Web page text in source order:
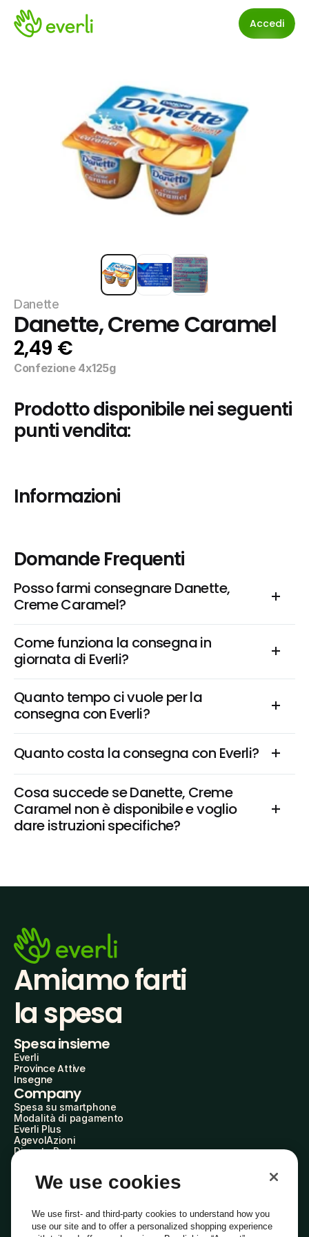
Accedi
Danette
Danette, Creme Caramel
2,49 €
Confezione 4x125g
Prodotto disponibile nei seguenti
punti vendita:
Informazioni
Domande Frequenti
Posso farmi consegnare Danette,
Creme Caramel?
Come funziona la consegna in
giornata di Everli?
Quanto tempo ci vuole per la
consegna con Everli?
Quanto costa la consegna con Everli?
Cosa succede se Danette, Creme
Caramel non è disponibile e voglio
dare istruzioni specifiche?
Amiamo farti
la spesa
Spesa insieme
Everli
Province Attive
Insegne
Company
Spesa su smartphone
Modalità di pagamento
Everli Plus
AgevolAzioni
Diventa Partner
Everli Shoppers
About Us
Everli News
Domande frequenti
Lavora con noi
We use cookies
We use first- and third-party cookies to understand how you
use our site and to offer a personalized shopping experience